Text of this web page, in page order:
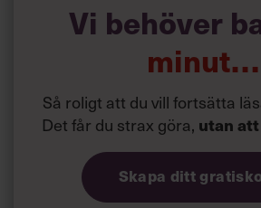
Vi behöver
minut…
Så roligt att du vill fortsätta
Det får du strax göra, utan
Skapa ditt